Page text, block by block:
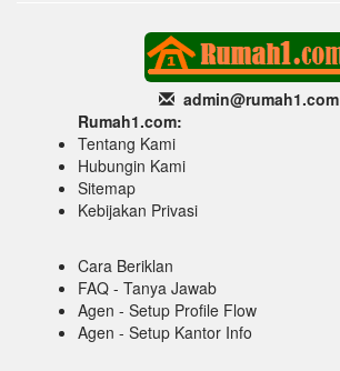
admin@rumah1.com
Rumah1.com:
Tentang Kami
Hubungin Kami
Sitemap
Kebijakan Privasi
Cara Beriklan
FAQ - Tanya Jawab
Agen - Setup Profile Flow
Agen - Setup Kantor Info